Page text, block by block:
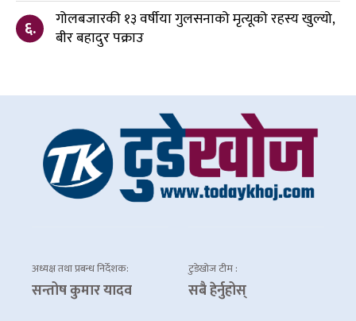
६.
गोलबजारकी १३ वर्षीया गुलसनाको मृत्यूको रहस्य खुल्यो,
बीर बहादुर पक्राउ
अध्यक्ष तथा प्रबन्ध निर्देशक:
सन्तोष कुमार यादव
टुडेखोज टीम :
सबै हेर्नुहोस्